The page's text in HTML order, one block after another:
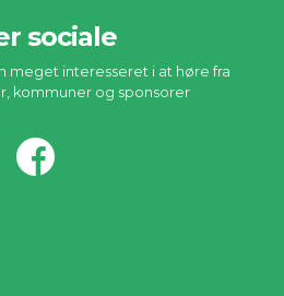
sociale
meget interesseret i at høre fra
kommuner og sponsorer